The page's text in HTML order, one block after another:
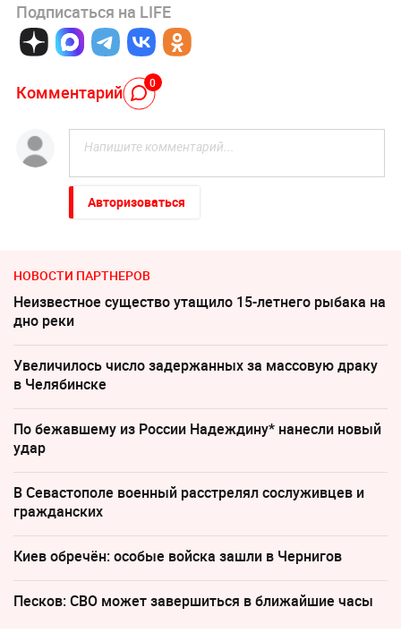
Подписаться на LIFE
Комментарий 0
Авторизоваться
НОВОСТИ ПАРТНЕРОВ
Неизвестное существо утащило 15-летнего рыбака на
дно реки
Увеличилось число задержанных за массовую драку
в Челябинске
По бежавшему из России Надеждину* нанесли новый
удар
В Севастополе военный расстрелял сослуживцев и
гражданских
Киев обречён: особые войска зашли в Чернигов
Песков: СВО может завершиться в ближайшие часы